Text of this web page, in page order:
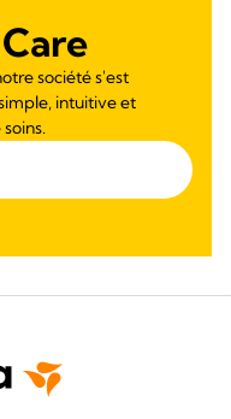
société s'est
intuitive et